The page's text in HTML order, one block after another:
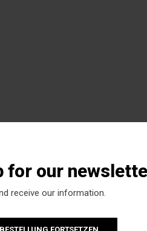
for our
receive our information.